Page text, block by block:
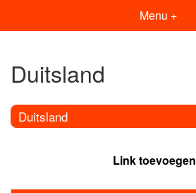
Menu +
Duitsland
Duitsland
Link toevoegen